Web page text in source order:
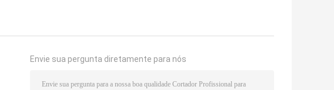
Envie sua pergunta diretamente para nós